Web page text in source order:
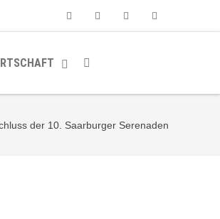
der 10. Saarburger Serenaden